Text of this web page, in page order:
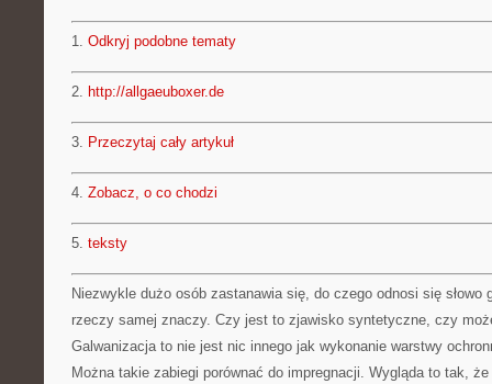
1. Odkryj podobne tematy
2. http://allgaeuboxer.de
3. Przeczytaj cały artykuł
4. Zobacz, o co chodzi
5. teksty
Niezwykle dużo osób zastanawia się, do czego odnosi się słowo
rzeczy samej znaczy. Czy jest to zjawisko syntetyczne, czy
Galwanizacja to nie jest nic innego jak wykonanie warstwy
Można takie zabiegi porównać do impregnacji. Wygląda to tak,